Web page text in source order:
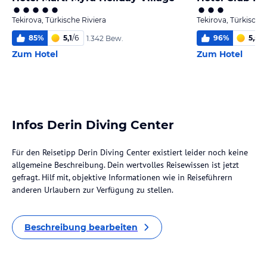
Tekirova, Türkische Riviera
85% 5,1/6 1.342 Bew.
Zum Hotel
Tekirova, Türkische
96% 5,5
Zum Hotel
Infos Derin Diving Center
Für den Reisetipp Derin Diving Center existiert leider noch keine
allgemeine Beschreibung. Dein wertvolles Reisewissen ist jetzt
gefragt. Hilf mit, objektive Informationen wie in Reiseführern
anderen Urlaubern zur Verfügung zu stellen.
Beschreibung bearbeiten